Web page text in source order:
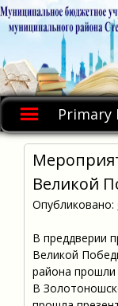
Skip
to
Primary
Великой
Опубликовано:
В преддверии
Великой
района прошли
В